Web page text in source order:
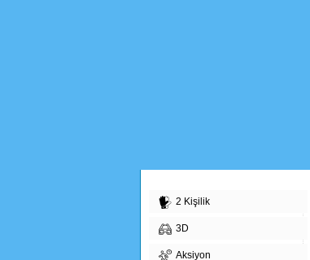
2 Kişilik
3D
Aksiyon